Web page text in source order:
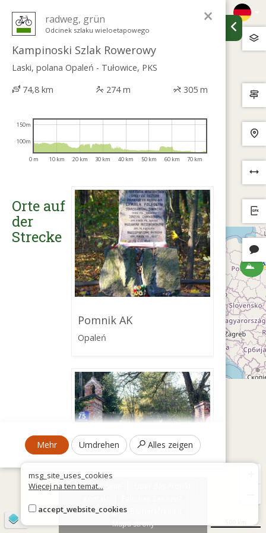
×
radweg, grün
Odcinek szlaku wieloetapowego
Kampinoski Szlak Rowerowy
Laski, polana Opaleń - Tułowice, PKS
74,8 km
274 m 305 m
0 m 10 km 20 km 30 km 40 km 50 km 60 km 70 km
100m
150m
Orte auf
der
Strecke
Pomnik AK
Opaleń
Mehr Umdrehen Alles zeigen
Über die Seite
Erklärung zur Barrierefreiheit
Mapa strony
msg_site_uses_cookies
Więcej na ten temat...
accept_website_cookies